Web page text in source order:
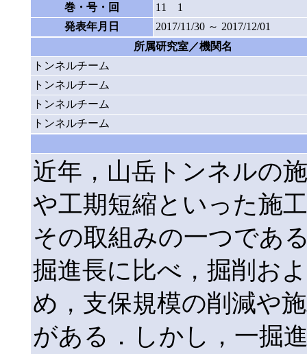
巻・号・回
11 1
発表年月日
2017/11/30 ～ 2017/12/01
所属研究室／機関名
トンネルチーム
トンネルチーム
トンネルチーム
トンネルチーム
近年，山岳トンネルの
や工期短縮といった施
その取組みの一つであ
掘進長に比べ，掘削お
め，支保規模の削減や
がある．しかし，一掘